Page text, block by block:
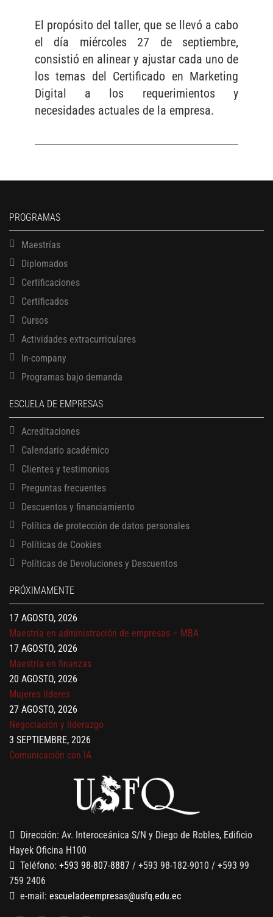
El propósito del taller, que se llevó a cabo
el día miércoles 27 de septiembre,
consistió en alinear y ajustar cada uno de
los temas del Certificado en Marketing
Digital a los requerimientos y
necesidades actuales de la empresa.
PROGRAMAS
Maestrías
Diplomados
Certificaciones
Certificados
Cursos
Actividades extracurriculares
In-company
Programas bajo demanda
ESCUELA DE EMPRESAS
Acreditaciones
Calendario académico
Clientes y testimonios
Preguntas frecuentes
Descuentos y financiamiento
Política de protección de datos personales
Políticas de Cookies
Políticas de Devoluciones y Descuentos
PRÓXIMAMENTE
13 AGOSTO, 2026
17 AGOSTO, 2026
Gerencia de empresas familiares
17 AGOSTO, 2026
Maestría en administración de empresas – MBA
17 AGOSTO, 2026
Maestría en finanzas
20 AGOSTO, 2026
Mujeres líderes
27 AGOSTO, 2026
Negociación y liderazgo
3 SEPTIEMBRE, 2026
Comunicación con IA
13 AGOSTO, 2026
Finanzas para no financieros
Dirección: Av. Interoceánica S/N y Diego de Robles, Edificio
Hayek Oficina H100
Teléfono: +593 98-807-8887 / +593 98-182-9010 / +593 99
759 2406
e-mail: escueladeempresas@usfq.edu.ec